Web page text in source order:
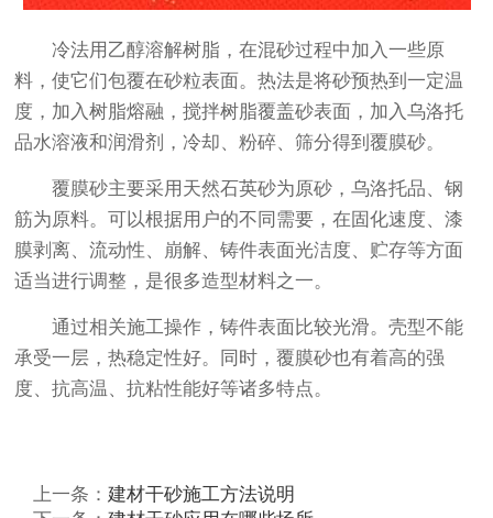
冷法用乙醇溶解树脂，在混砂过程中加入一些原
料，使它们包覆在砂粒表面。热法是将砂预热到一定温
度，加入树脂熔融，搅拌树脂覆盖砂表面，加入乌洛托
品水溶液和润滑剂，冷却、粉碎、筛分得到覆膜砂。
覆膜砂主要采用天然石英砂为原砂，乌洛托品、钢
筋为原料。可以根据用户的不同需要，在固化速度、漆
膜剥离、流动性、崩解、铸件表面光洁度、贮存等方面
适当进行调整，是很多造型材料之一。
通过相关施工操作，铸件表面比较光滑。壳型不能
承受一层，热稳定性好。同时，覆膜砂也有着高的强
度、抗高温、抗粘性能好等诸多特点。
上一条：建材干砂施工方法说明